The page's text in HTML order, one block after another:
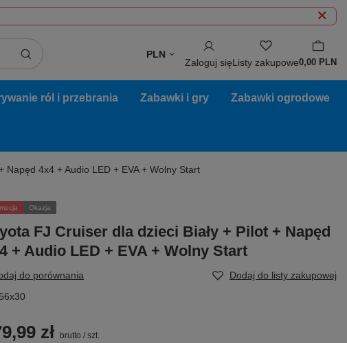
PLN
Zaloguj sięListy zakupowe0,00 PLN
ról i przebrania Zabawki i gry Zabawki ogrodowe
Napęd 4x4 + Audio LED + EVA + Wolny Start
Okazja
FJ Cruiser dla dzieci Biały + Pilot + Napęd
+ Audio LED + EVA + Wolny Start
do porównania
Dodaj do listy zakupowej
zł brutto / szt.